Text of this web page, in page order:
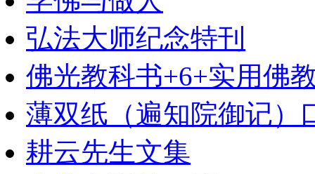
弘法大师纪念特刊
佛光教科书+6+实用佛
薄双纸（遍知院御记）
耕云先生文集